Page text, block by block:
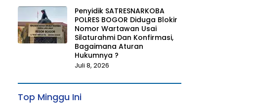
Penyidik SATRESNARKOBA
POLRES BOGOR Diduga Blokir
Nomor Wartawan Usai
Silaturahmi Dan Konfirmasi,
Bagaimana Aturan
Hukumnya ?
Juli 8, 2026
Top Minggu Ini